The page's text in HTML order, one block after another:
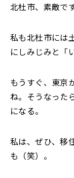
北杜市、素敵で
私も北杜市には
にしみじみと「
もうすぐ、東京
ね。そうなった
になる。
私は、ぜひ、移
も（笑）。